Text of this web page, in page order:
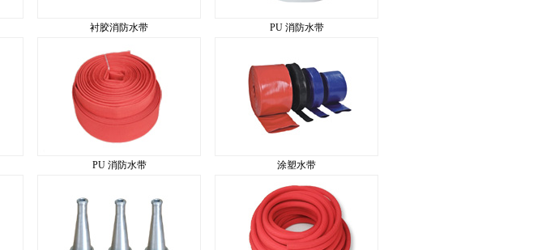
衬胶消防水带 PU 消防水带
PU 消防水带 涂塑水带